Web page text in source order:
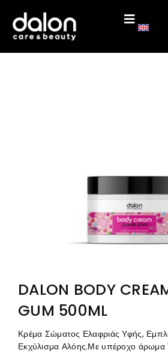
DALON BODY
GUM 500ML
Κρέμα Σώματος Ελαφριάς Υφής,
Εκχύλισμα Αλόης.Με υπέροχο άρωμα